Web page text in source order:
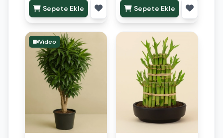
Sepete Ekle Sepete Ekle
Video